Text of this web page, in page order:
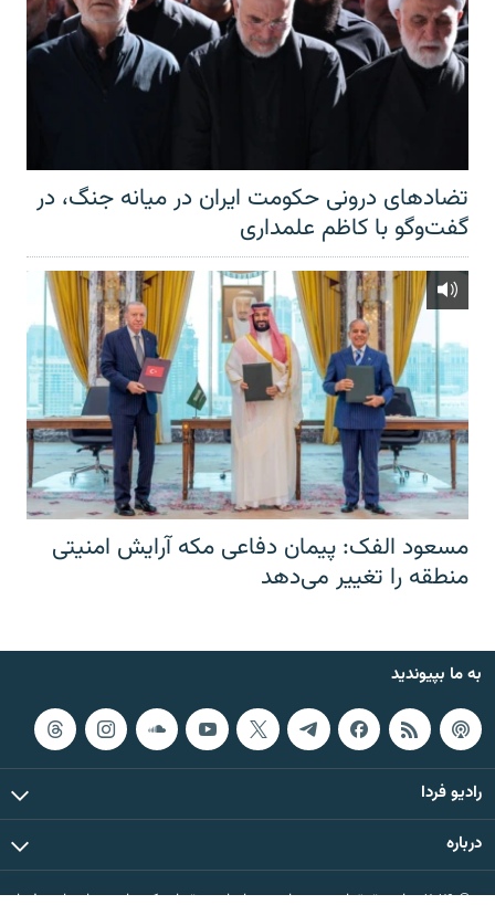
تضادهای درونی حکومت ایران در میانه جنگ، در
گفت‌‌وگو با کاظم علمداری
مسعود الفک: پیمان دفاعی مکه آرایش امنیتی
منطقه را تغییر می‌دهد
به ما بپیوندید
رادیو فردا
درباره
© ۲۰۲۶ تمام حقوق این وب‌سایت، بر اساس مقررات کپی‌رایت، برای رادیو فردا